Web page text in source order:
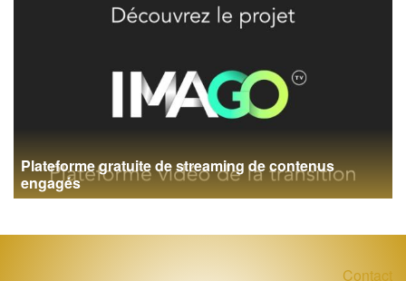
Plateforme gratuite de streaming de contenus
engagés
Contact